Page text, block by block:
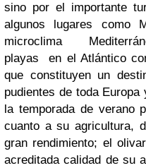
sino por el importante
algunos lugares como
microclima
playas en el Atlántico
que constituyen un
pudientes de toda
la temporada de verano
cuanto a su agricultura,
gran rendimiento; el
acreditada calidad de su